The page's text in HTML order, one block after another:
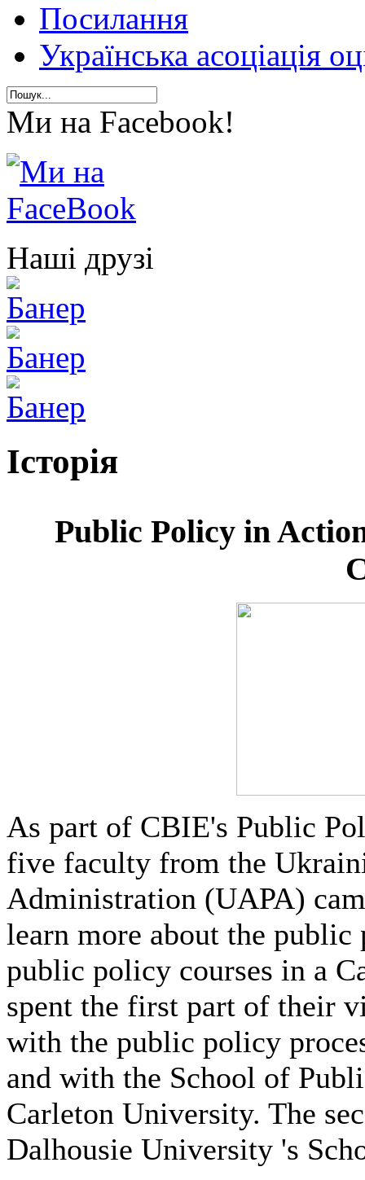
Посилання
Українська асоціація
Ми на Facebook!
Наші друзі
Історія
Public Policy in
As part of CBIE's Public
five faculty from the
Administration (UAPA)
learn more about the
public policy courses in a
spent the first part of their
with the public policy
and with the School of
Carleton University. The
Dalhousie University 's